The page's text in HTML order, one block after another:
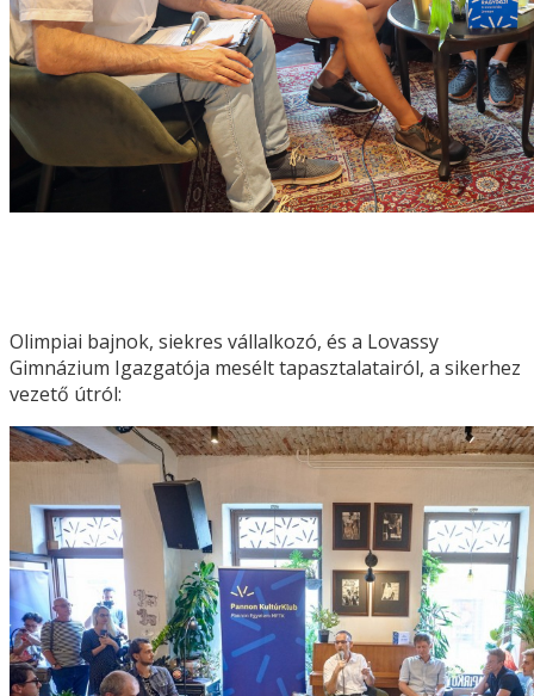
Olimpiai bajnok, siekres vállalkozó, és a Lovassy
Gimnázium Igazgatója mesélt tapasztalatairól, a sikerhez
vezető útról: